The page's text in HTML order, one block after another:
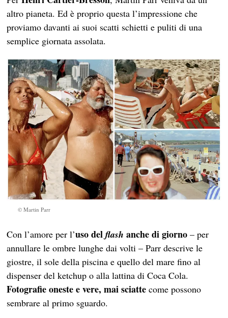
altro pianeta. Ed è proprio questa l’impressione che
proviamo davanti ai suoi scatti schietti e puliti di una
semplice giornata assolata.
© Martin Parr
Con l’amore per l’uso delflash anche di giorno – per
annullare le ombre lunghe dai volti – Parr descrive le
giostre, il sole della piscina e quello del mare fino al
dispenser del ketchup o alla lattina di Coca Cola.
Fotografie oneste e vere, mai sciatte come possono
sembrare al primo sguardo.